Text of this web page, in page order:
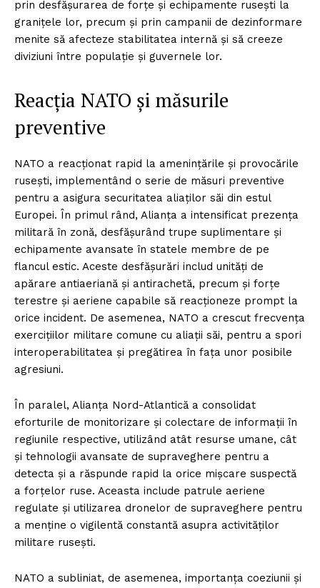
prin desfășurarea de forțe și echipamente rusești la
granițele lor, precum și prin campanii de dezinformare
menite să afecteze stabilitatea internă și să creeze
diviziuni între populație și guvernele lor.
Reacția NATO și măsurile
preventive
NATO a reacționat rapid la amenințările și provocările
rusești, implementând o serie de măsuri preventive
pentru a asigura securitatea aliaților săi din estul
Europei. În primul rând, Alianța a intensificat prezența
militară în zonă, desfășurând trupe suplimentare și
echipamente avansate în statele membre de pe
flancul estic. Aceste desfășurări includ unități de
apărare antiaeriană și antirachetă, precum și forțe
terestre și aeriene capabile să reacționeze prompt la
orice incident. De asemenea, NATO a crescut frecvența
exercițiilor militare comune cu aliații săi, pentru a spori
interoperabilitatea și pregătirea în fața unor posibile
agresiuni.
În paralel, Alianța Nord-Atlantică a consolidat
eforturile de monitorizare și colectare de informații în
regiunile respective, utilizând atât resurse umane, cât
și tehnologii avansate de supraveghere pentru a
detecta și a răspunde rapid la orice mișcare suspectă
a forțelor ruse. Aceasta include patrule aeriene
regulate și utilizarea dronelor de supraveghere pentru
a menține o vigilentă constantă asupra activităților
militare rusești.
NATO a subliniat, de asemenea, importanța coeziunii și